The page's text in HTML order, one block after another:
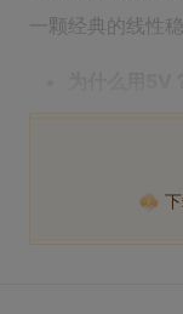
一颗经典的线